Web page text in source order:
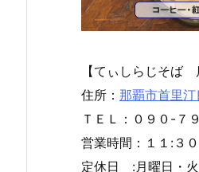
【てぃしらじそば
住所： 那覇市首里汀
ＴＥＬ：０９０-７
営業時間：１１:３
定休日 :月曜日・